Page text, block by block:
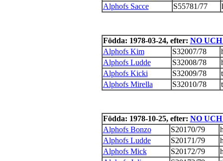
Alphofs Sacce
S55781/77
Födda: 1978-03-24, efter: NO
Alphofs Kim
S32007/78
Alphofs Ludde
S32008/78
Alphofs Kicki
S32009/78
Alphofs Mirella
S32010/78
Födda: 1978-10-25, efter: NO
Alphofs Bonzo
S20170/79
Alphofs Ludde
S20171/79
Alphofs Mick
S20172/79